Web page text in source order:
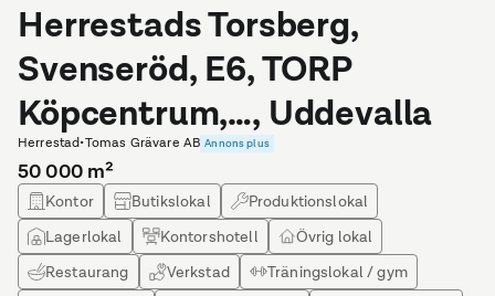
Herrestads Torsberg,
Svenseröd, E6, TORP
Köpcentrum,…, Uddevalla
Herrestad•Tomas Grävare AB Annons plus
50 000m²
Kontor Butikslokal
Produktionslokal
Lagerlokal
Kontorshotell
Övrig lokal
Restaurang
Verkstad
Träningslokal / gym